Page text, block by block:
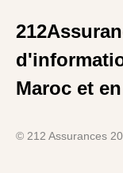
Maroc et
© 212 Assurances